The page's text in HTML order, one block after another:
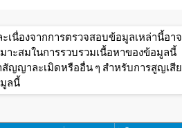
นื่องจากการตรวจสอบข้อมูลเหล่านี้อาจ
มาะสมในการรวบรวมเนื้อหาของข้อมูลนี้
สัญญาละเมิดหรืออื่น ๆ สำหรับการสูญเสีย
ลนี้